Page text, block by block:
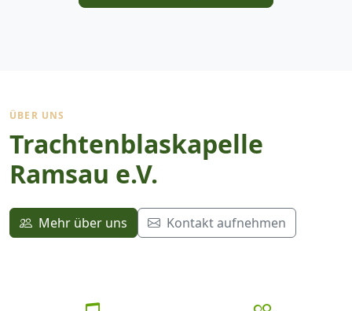
ÜBER UNS
Trachtenblaskapelle
Ramsau e.V.
Mehr über uns Kontakt aufnehmen